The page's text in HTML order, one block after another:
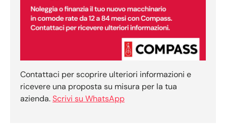
Contattaci per scoprire ulteriori informazioni e
ricevere una proposta su misura per la tua
azienda.Scrivi su WhatsApp